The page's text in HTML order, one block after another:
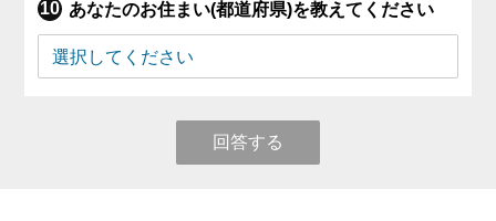
あなたのお住まい(都道府県)を教えてください
回答する